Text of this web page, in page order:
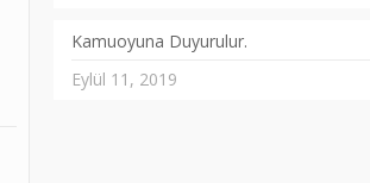
Kamuoyuna Duyurulur.
Eylül 11, 2019